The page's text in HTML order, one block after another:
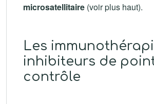
microsatellitaire (voir plus haut).
Les
inhibiteurs de
contrôle